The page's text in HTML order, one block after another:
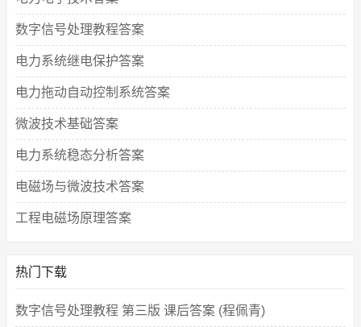
数字信号处理教程答案
电力系统继电保护答案
电力拖动自动控制系统答案
微波技术基础答案
电力系统稳态分析答案
电磁场与微波技术答案
工程电磁场原理答案
热门下载
数字信号处理教程 第三版 课后答案 (程佩青)